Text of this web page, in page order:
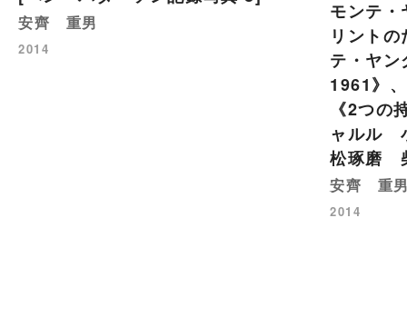
安齊 重男
2014
モンテ
リント
テ・ヤ
1961》
《2つ
ャルル
松琢磨
安齊 重
2014